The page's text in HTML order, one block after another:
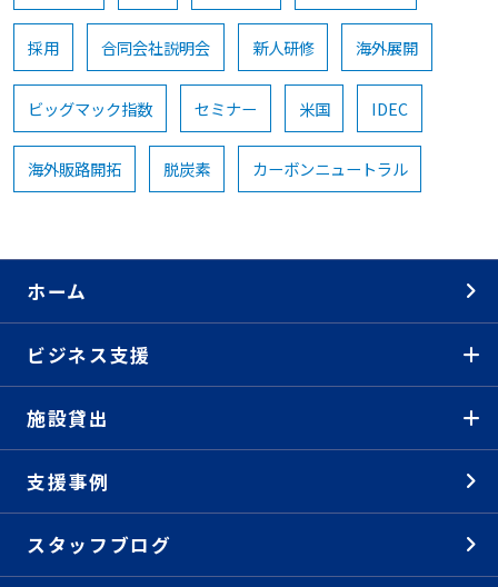
採用 合同会社説明会 新人研修 海外展開
ビッグマック指数 セミナー 米国 IDEC
海外販路開拓 脱炭素 カーボンニュートラル
ホーム
ビジネス支援
施設貸出
支援事例
スタッフブログ